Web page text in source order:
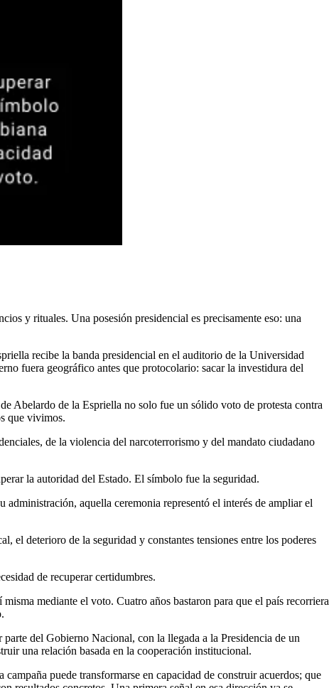
y rituales. Una posesión presidencial es precisamente eso: una
recibe la banda presidencial en el auditorio de la Universidad
fuera geográfico antes que protocolario: sacar la investidura del
Abelardo de la Espriella no solo fue un sólido voto de protesta contra
que vivimos.
de la violencia del narcoterrorismo y del mandato ciudadano
la autoridad del Estado. El símbolo fue la seguridad.
aquella ceremonia representó el interés de ampliar el
el deterioro de la seguridad y constantes tensiones entre los poderes
de recuperar certidumbres.
mediante el voto. Cuatro años bastaron para que el país recorriera
del Gobierno Nacional, con la llegada a la Presidencia de un
una relación basada en la cooperación institucional.
puede transformarse en capacidad de construir acuerdos; que